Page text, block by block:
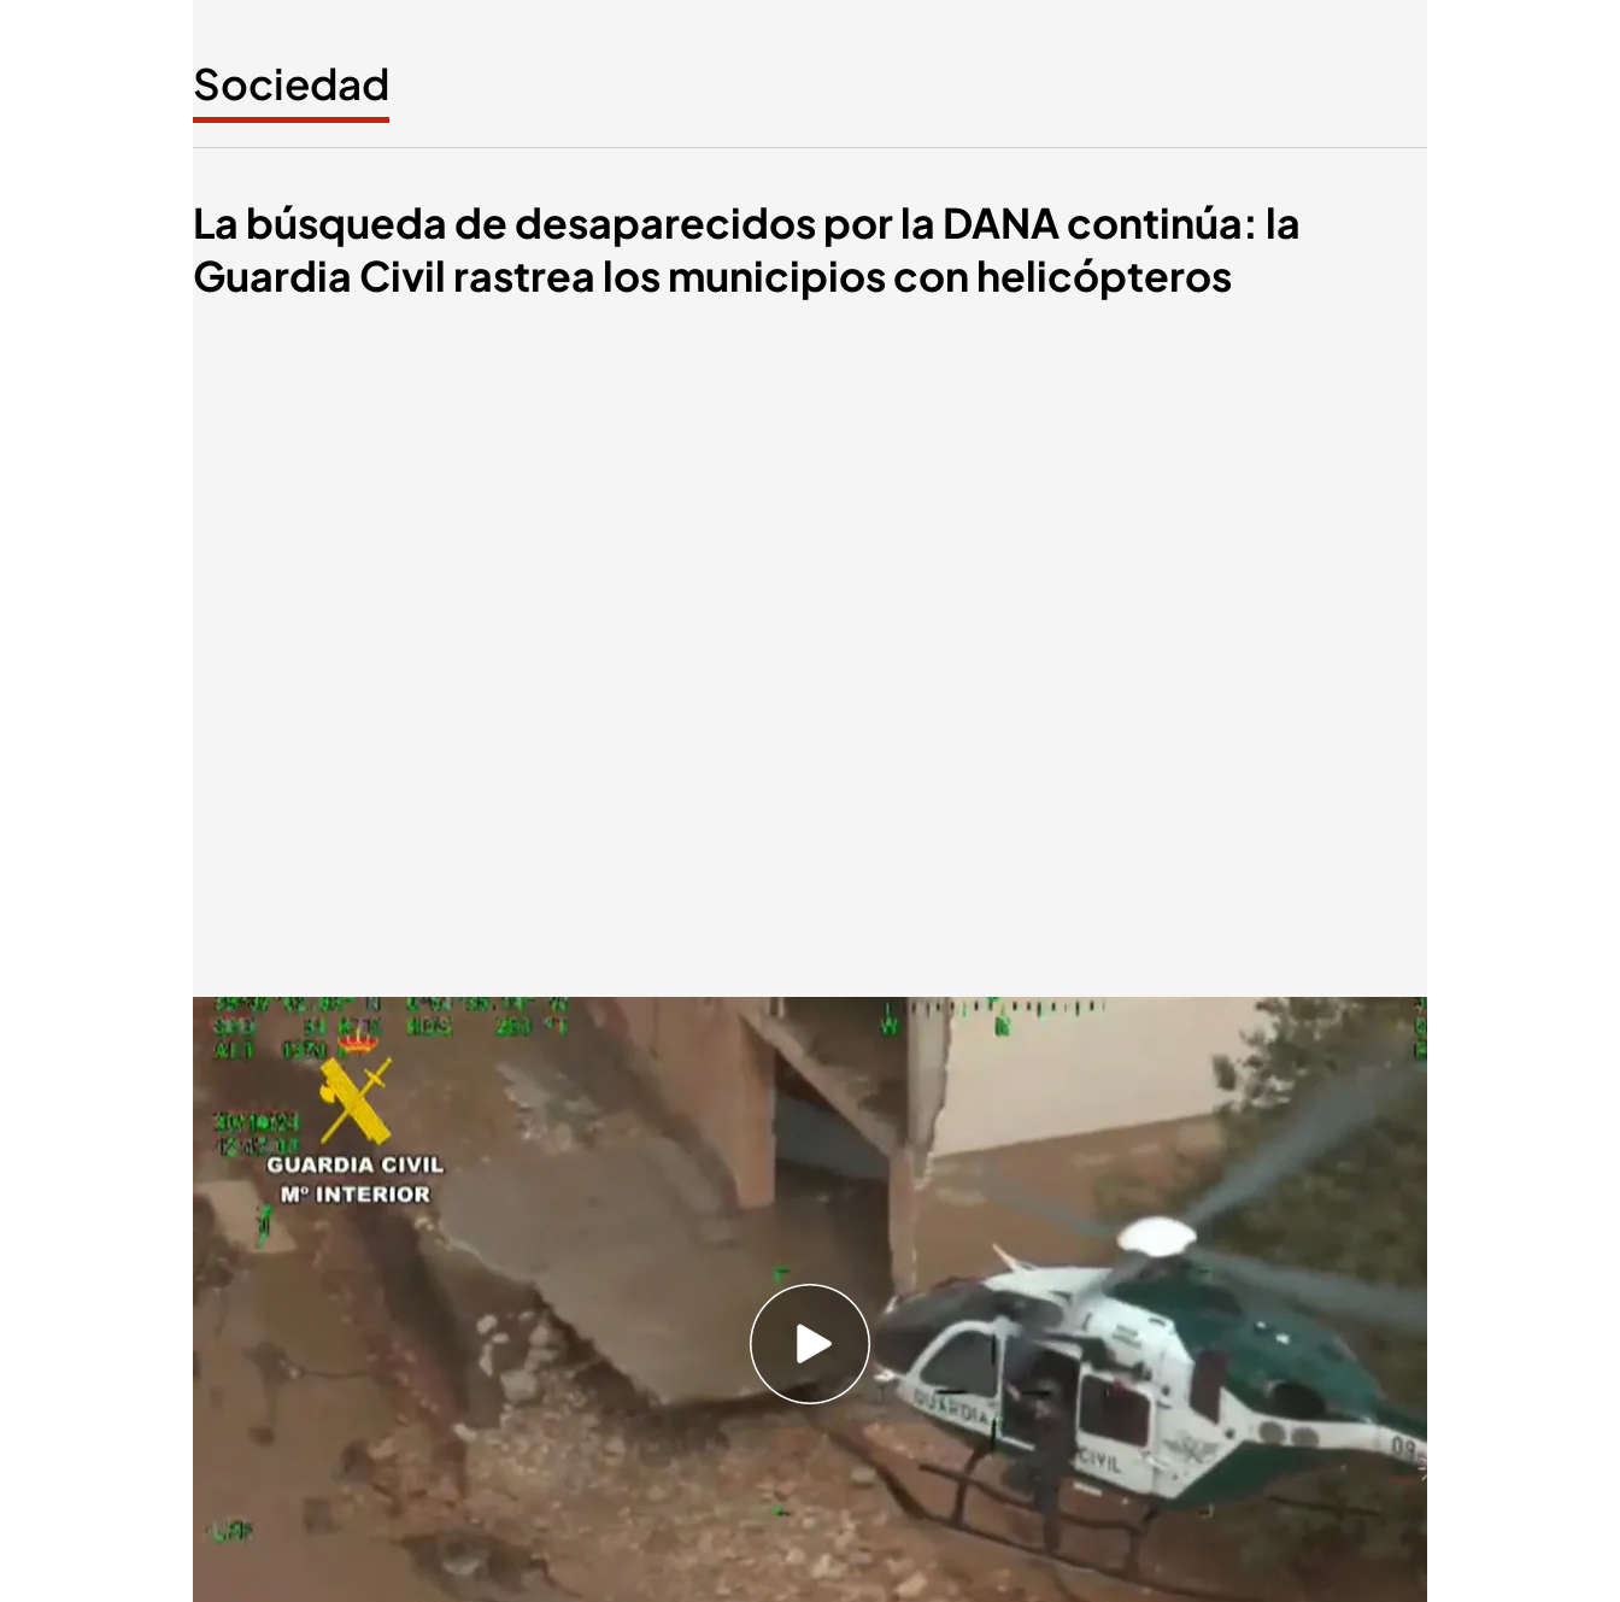
Sociedad
La búsqueda de desaparecidos por la DANA continúa: la
Guardia Civil rastrea los municipios con helicópteros
La Guardia Civil rastrea los municipios con helicópteros
Redacción digital Noticias Cuatro
01 NOV 2024 - 16:37h.
Helicópteros de la Guardia Civil sobrevuelan las zonas devastadas por
la DANA en busca de supervivientes
La Guardia Civil de Valencia ha habilitado un punto exclusivo para la
recogida de denuncias de desaparición
¿La Generalitat Valenciana o el Gobierno central?: analizamos quién
está al mando de la crisis por la DANA
La Guardia Civil sigue buscando desaparecidos por la DANA, la
peor catástrofe natural de la historia.
Los agentes peinan cada metro de